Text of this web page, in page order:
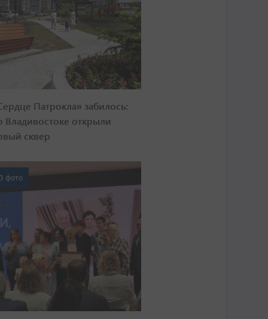
Патрокла» забилось:
Владивостоке открыли
сквер
фото